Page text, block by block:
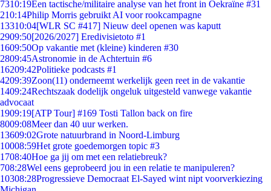
7310:19Een tactische/militaire analyse van het front in Oekraïne #31
210:14Philip Morris gebruikt AI voor rookcampagne
13310:04[WLR SC #417] Nieuw deel openen was kaputt
2909:50[2026/2027] Eredivisietoto #1
1609:50Op vakantie met (kleine) kinderen #30
2809:45Astronomie in de Achtertuin #6
16209:42Politieke podcasts #1
4209:39Zoon(11) onderneemt werkelijk geen reet in de vakantie
1409:24Rechtszaak dodelijk ongeluk uitgesteld vanwege vakantie
advocaat
1909:19[ATP Tour] #169 Tosti Tallon back on fire
8009:08Meer dan 40 uur werken.
13609:02Grote natuurbrand in Noord-Limburg
10008:59Het grote goedemorgen topic #3
1708:40Hoe ga jij om met een relatiebreuk?
708:28Wel eens geprobeerd jou in een relatie te manipuleren?
10308:28Progressieve Democraat El-Sayed wint nipt voorverkiezing